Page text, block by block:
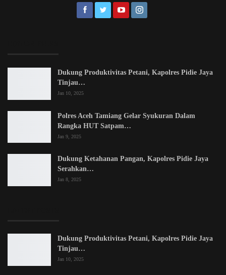
Dukung Produktivitas Petani, Kapolres Pidie Jaya
Tinjau…
Jan 10, 2025
Polres Aceh Tamiang Gelar Syukuran Dalam
Rangka HUT Satpam…
Jan 9, 2025
Dukung Ketahanan Pangan, Kapolres Pidie Jaya
Serahkan…
Jan 8, 2025
Dukung Produktivitas Petani, Kapolres Pidie Jaya
Tinjau…
Jan 10, 2025